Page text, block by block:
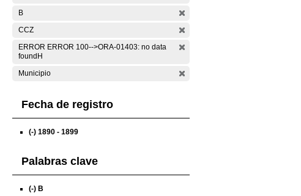
B
CCZ
ERROR ERROR 100-->ORA-01403: no data
foundH
Municipio
Fecha de registro
(-) 1890 - 1899
Palabras clave
(-) B